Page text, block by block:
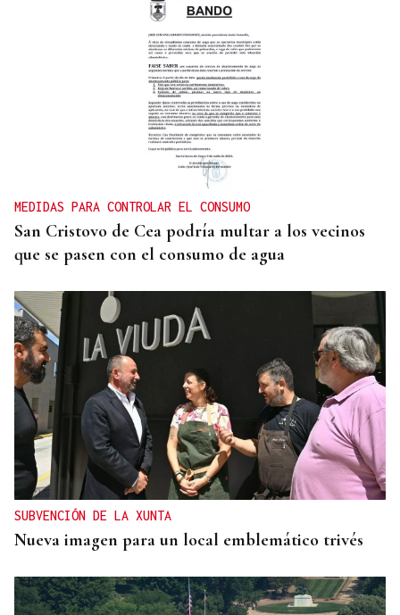
Un herido en la colisión entre dos coches en la
entrada a las termas de Outariz
MEDIDAS PARA CONTROLAR EL CONSUMO
San Cristovo de Cea podría multar a los vecinos
que se pasen con el consumo de agua
SUBVENCIÓN DE LA XUNTA
Nueva imagen para un local emblemático trivés